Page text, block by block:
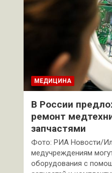
МЕДИЦИНА
В России
ремонт
запчастями
Фото: РИА Новости/
медучреждениям
оборудования с